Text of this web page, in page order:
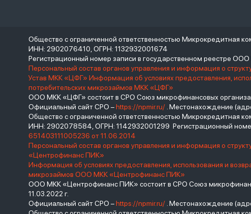
Общество с ограниченной ответственностью Микрокредитная
ИНН: 2902076410, ОГРН: 1132932001674
Регистрационный номер записи в государственном реестре
Персональный состав органов управления и информация о
Устав МКК «ЦФГ» Информация об условиях предоставления,
потребительских микрозаймов МКК «ЦФГ»
ООО МКК «ЦФГ» состоит в СРО Союз микрофинансовых
Официальный сайт СРО –https://npmir.ru/ . Местонахождение
Общество с ограниченной ответственностью
ИНН: 2902078584, ОГРН: 1142932001299 Регистрационный
651403111005236 от 11.06.2014
Персональный состав органов управления и информация о
«Центрофинанс ПИК»
Информация об условиях предоставления, использования и
микрозаймов ООО МКК «Центрофинанс ПИК»
ООО МКК «Центрофинанс ПИК» состоит в СРО Союз
11.03.2022 г.
Официальный сайт СРО –https://npmir.ru/ . Местонахождение